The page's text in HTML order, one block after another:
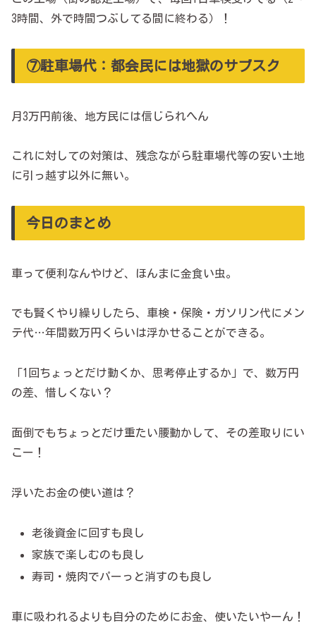
3時間、外で時間つぶしてる間に終わる）！
⑦駐車場代：都会民には地獄のサブスク
月3万円前後、地方民には信じられへん
これに対しての対策は、残念ながら駐車場代等の安い土地
に引っ越す以外に無い。
今日のまとめ
車って便利なんやけど、ほんまに金食い虫。
でも賢くやり繰りしたら、車検・保険・ガソリン代にメン
テ代…年間数万円くらいは浮かせることができる。
「1回ちょっとだけ動くか、思考停止するか」で、数万円
の差、惜しくない？
面倒でもちょっとだけ重たい腰動かして、その差取りにい
こー！
浮いたお金の使い道は？
老後資金に回すも良し
家族で楽しむのも良し
寿司・焼肉でパーっと消すのも良し
車に吸われるよりも自分のためにお金、使いたいやーん！